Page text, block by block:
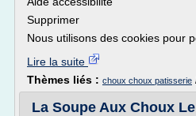
Supprimer
Nous utilisons des cookies pour
Lire la suite
Thèmes liés : choux choux patisserie
La Soupe Aux Choux